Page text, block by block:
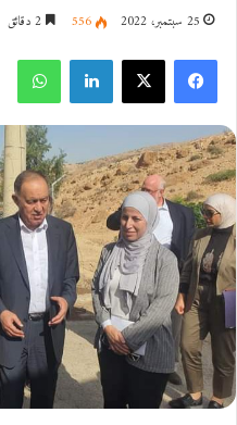
25 سبتمبر، 2022 556
فيسبوك